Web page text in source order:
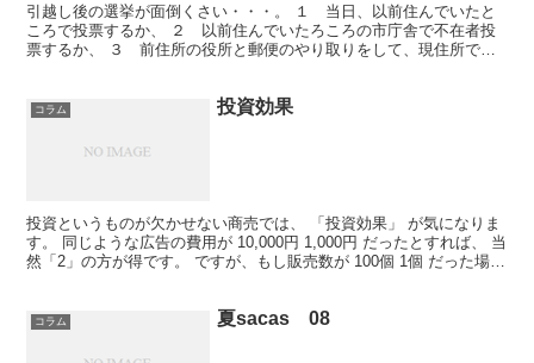
引越し後の選挙が面倒くさい・・・。 １ 当日、以前住んでいたと
ころで投票するか、 ２ 以前住んでいたろころの市庁舎で不在者投
票するか、 ３ 前住所の役所と郵便のやり取りをして、現住所で不
コラム 投資効果
投資というものが欠かせない商売では、 「投資効果」 が気になりま
す。 同じような広告の費用が 10,000円 1,000円 だったとすれば、 当
然「2」の方が得です。 ですが、もし販売数が 100個 1個 だった場
コラム 夏sacas 08